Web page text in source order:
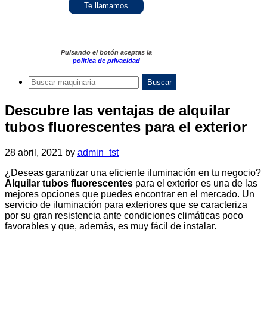
Pulsando el botón aceptas la
política de privacidad
Descubre las ventajas de alquilar
tubos fluorescentes para el exterior
28 abril, 2021 by admin_tst
¿Deseas garantizar una eficiente iluminación en tu negocio?
Alquilar tubos fluorescentes para el exterior es una de las
mejores opciones que puedes encontrar en el mercado. Un
servicio de iluminación para exteriores que se caracteriza
por su gran resistencia ante condiciones climáticas poco
favorables y que, además, es muy fácil de instalar.